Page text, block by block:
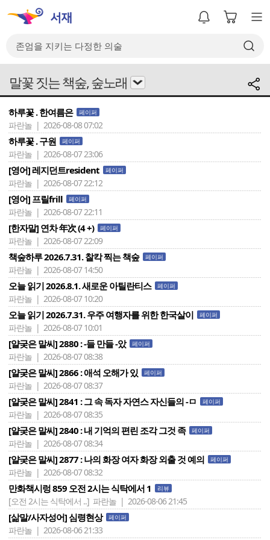
말꽃 짓는 책숲, 숲노래
하루꽃 . 한여름은 페이퍼
파란놀 | 2026-08-08 07:02
하루꽃 . 구원 페이퍼
파란놀 | 2026-08-07 23:06
[영어] 레지던트resident 페이퍼
파란놀 | 2026-08-07 22:12
[영어] 프릴frill 페이퍼
파란놀 | 2026-08-07 22:11
[한자말] 연차 年次 (4 +) 페이퍼
파란놀 | 2026-08-07 22:09
책숲하루 2026.7.31. 찰칵 찍는 책숲 페이퍼
파란놀 | 2026-08-07 14:50
오늘 읽기 2026.8.1. 새로운 아틸란티스 페이퍼
파란놀 | 2026-08-07 10:20
오늘 읽기 2026.7.31. 우주 여행자를 위한 한국살이 페이퍼
파란놀 | 2026-08-07 10:01
[얄궂은 말씨] 2880 : -들 만들 -았 페이퍼
파란놀 | 2026-08-07 08:38
[얄궂은 말씨] 2866 : 애석 오해가 있 페이퍼
파란놀 | 2026-08-07 08:37
[얄궂은 말씨] 2841 : 그 속 독자 자연스 자신들의 -ㅁ 페이퍼
파란놀 | 2026-08-07 08:35
[얄궂은 말씨] 2840 : 내 기억의 편린 조각 그것 족 페이퍼
파란놀 | 2026-08-07 08:34
[얄궂은 말씨] 2877 : 나의 화장 여자 화장 외출 것 예의 페이퍼
파란놀 | 2026-08-07 08:32
만화책시렁 859 오전 2시는 식탁에서 1 리뷰
[오전 2시는 식탁에서 ..] 파란놀 | 2026-08-06 21:45
[삶말/사자성어] 심령현상 페이퍼
파란놀 | 2026-08-06 21:33